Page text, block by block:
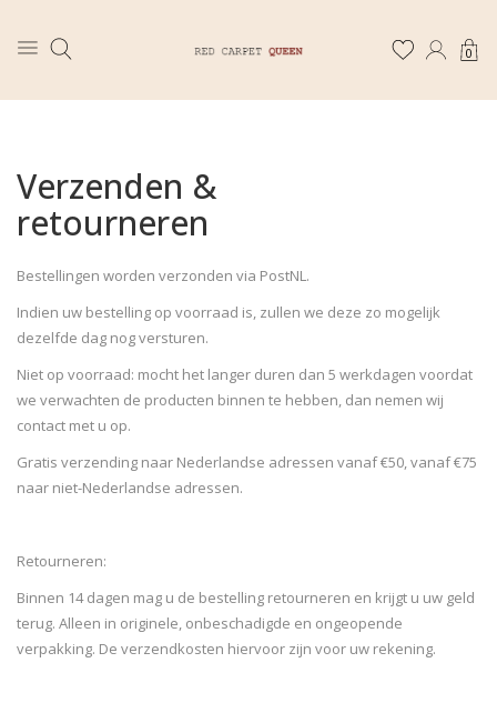
0
Verzenden &
retourneren
Bestellingen worden verzonden via PostNL.
Indien uw bestelling op voorraad is, zullen we deze zo mogelijk
dezelfde dag nog versturen.
Niet op voorraad: mocht het langer duren dan 5 werkdagen voordat
we verwachten de producten binnen te hebben, dan nemen wij
contact met u op.
Gratis verzending naar Nederlandse adressen vanaf €50, vanaf €75
naar niet-Nederlandse adressen.
Retourneren:
Binnen 14 dagen mag u de bestelling retourneren en krijgt u uw geld
terug. Alleen in originele, onbeschadigde en ongeopende
verpakking. De verzendkosten hiervoor zijn voor uw rekening.